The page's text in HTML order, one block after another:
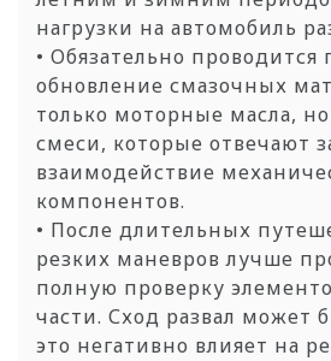
нагрузки на автомобиль
• Обязательно проводится
обновление смазочных
только моторные масла,
смеси, которые отвечают
взаимодействие
компонентов.
• После длительных
резких маневров лучше
полную проверку
части. Сход развал может
это негативно влияет на